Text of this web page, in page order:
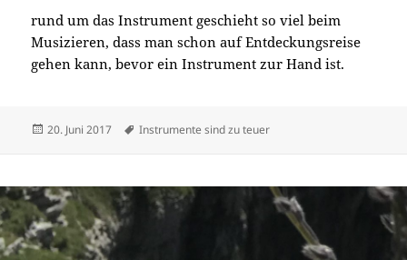
rund um das Instrument geschieht so viel beim
Musizieren, dass man schon auf Entdeckungsreise
gehen kann, bevor ein Instrument zur Hand ist.
Veröffentlicht
20. Juni 2017 Schlagwörter
Instrumente sind zu teuer